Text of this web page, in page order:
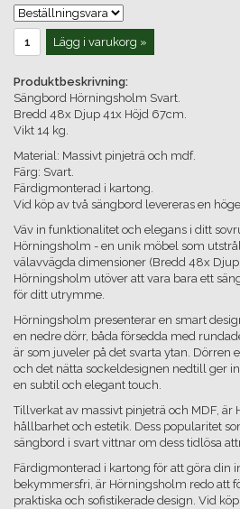
Lägg i varukorg »
Produktbeskrivning:
Sängbord Hörningsholm Svart.
Bredd 48x Djup 41x Höjd 67cm.
Vikt 14 kg.
Material: Massivt pinjeträ och mdf.
Färg: Svart.
Färdigmonterad i kartong.
Vid köp av två sängbord levereras en
Väv in funktionalitet och elegans i ditt
Hörningsholm - en unik möbel som
välavvägda dimensioner (Bredd 48x
Hörningsholm utöver att vara bara ett
för ditt utrymme.
Hörningsholm presenterar en smart
en nedre dörr, båda försedda med
är som juveler på det svarta ytan. Dörren
och det nätta sockeldesignen nedtill ger
en subtil och elegant touch.
Tillverkat av massivt pinjeträ och MDF,
hållbarhet och estetik. Dess popularitet
sängbord i svart vittnar om dess tidlösa
Färdigmonterad i kartong för att göra din
bekymmersfri, är Hörningsholm redo att
praktiska och sofistikerade design. Vid